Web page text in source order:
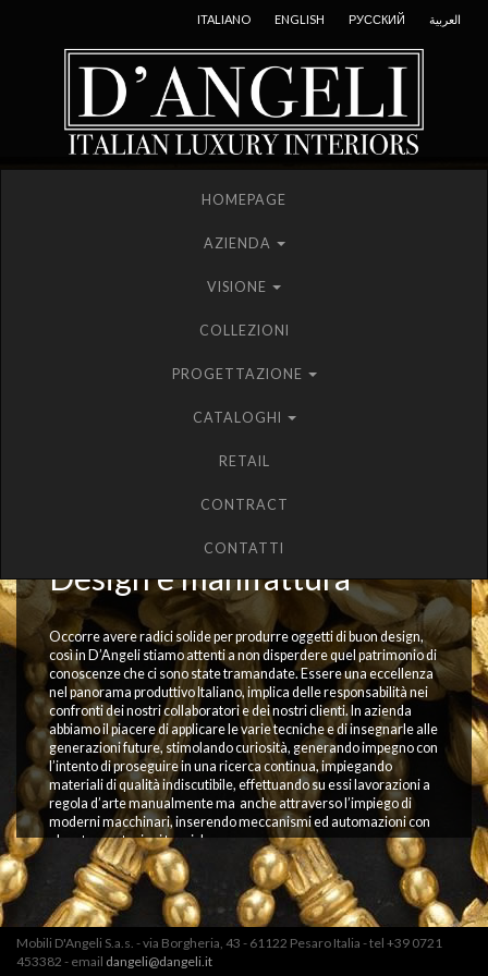
ITALIANO ENGLISH РУССКИЙ العربية
HOMEPAGE
AZIENDA
VISIONE
COLLEZIONI
PROGETTAZIONE
CATALOGHI
RETAIL
CONTRACT
CONTATTI
Design e manifattura
Occorre avere radici solide per produrre oggetti di buon design,
così in D’Angeli stiamo attenti a non disperdere quel patrimonio di
conoscenze che ci sono state tramandate. Essere una eccellenza
nel panorama produttivo Italiano, implica delle responsabilità nei
confronti dei nostri collaboratori e dei nostri clienti. In azienda
abbiamo il piacere di applicare le varie tecniche e di insegnarle alle
generazioni future, stimolando curiosità, generando impegno con
l’intento di proseguire in una ricerca continua, impiegando
materiali di qualità indiscutibile, effettuando su essi lavorazioni a
regola d’arte manualmente ma anche attraverso l’impiego di
moderni macchinari, inserendo meccanismi ed automazioni con
elevate prestazioni tecniche.
Tutto l’intero ciclo produttivo è interno alla ditta D’Angeli ed
avviene in Italia. Dalla concezione dell’idea sino alla sua
realizzazione, ogni dettaglio viene attentamente valutato nelle
varie fasi di produzione, per diventare espressione dell’autentico
Made in Italy.
Mobili D'Angeli S.a.s. - via Borgheria, 43 - 61122 Pesaro Italia - tel +39 0721
453382 - email dangeli@dangeli.it